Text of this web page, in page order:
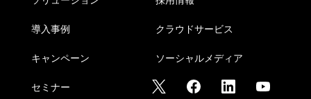
導入事例
キャンペーン
セミナー
クラウドサービス
ソーシャルメディア